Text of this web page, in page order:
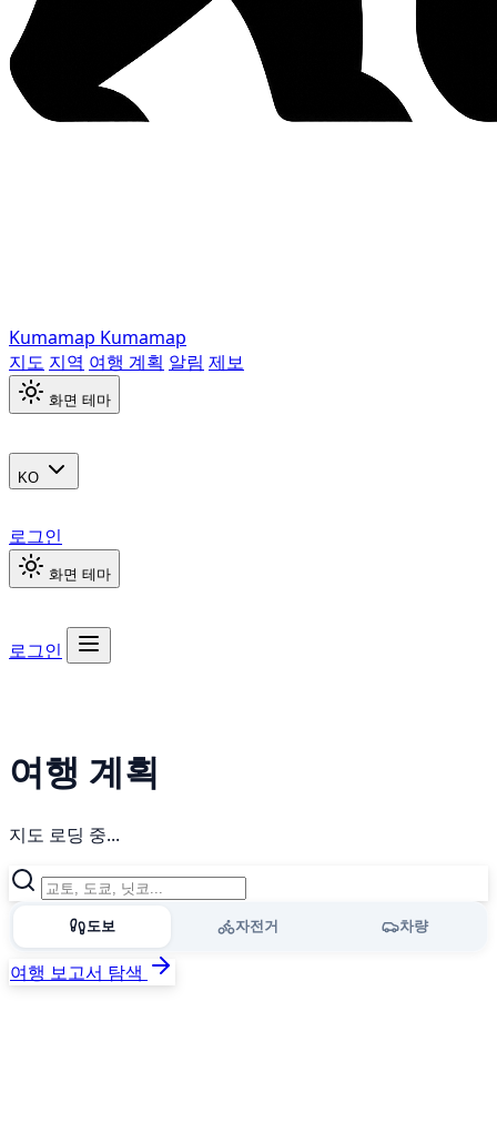
Kumamap Kumamap
지도 지역 여행 계획 알림 제보
화면 테마
KO
로그인
화면 테마
로그인
여행 계획
지도 로딩 중...
도보 자전거 차량
여행 보고서 탐색